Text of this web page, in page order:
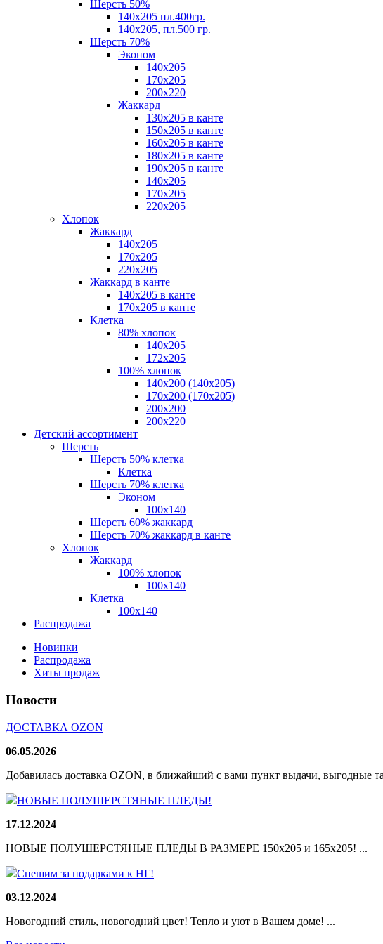
Шерсть 50%
140х205 пл.400гр.
140х205, пл.500 гр.
Шерсть 70%
Эконом
140х205
170х205
200х220
Жаккард
130х205 в канте
150х205 в канте
160х205 в канте
180х205 в канте
190х205 в канте
140х205
170х205
220х205
Хлопок
Жаккард
140x205
170х205
220х205
Жаккард в канте
140х205 в канте
170х205 в канте
Клетка
80% хлопок
140x205
172х205
100% хлопок
140x200 (140х205)
170x200 (170х205)
200х200
200х220
Детский ассортимент
Шерсть
Шерсть 50% клетка
Клетка
Шерсть 70% клетка
Эконом
100x140
Шерсть 60% жаккард
Шерсть 70% жаккард в канте
Хлопок
Жаккард
100% хлопок
100x140
Клетка
100х140
Распродажа
Новинки
Распродажа
Хиты продаж
Новости
ДОСТАВКА OZON
06.05.2026
Добавилась доставка OZON, в ближайший с вами пункт выдачи, выгодные
НОВЫЕ ПОЛУШЕРСТЯНЫЕ ПЛЕДЫ!
17.12.2024
НОВЫЕ ПОЛУШЕРСТЯНЫЕ ПЛЕДЫ В РАЗМЕРЕ 150х205 и 165х205! ...
Спешим за подарками к НГ!
03.12.2024
Новогодний стиль, новогодний цвет! Тепло и уют в Вашем доме! ...